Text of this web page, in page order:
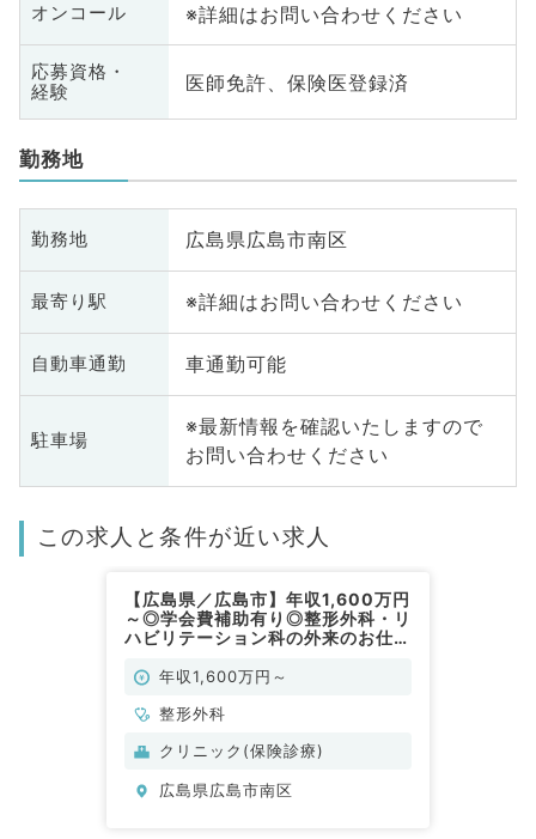
オンコール ※詳細はお問い合わせください
応募資格・
経験
医師免許、保険医登録済
勤務地
勤務地 広島県広島市南区
最寄り駅 ※詳細はお問い合わせください
自動車通勤 車通勤可能
駐車場
※最新情報を確認いたしますので
お問い合わせください
この求人と条件が近い求人
【広島県／広島市】年収1,600万円
～◎学会費補助有り◎整形外科・リ
ハビリテーション科の外来のお仕事
年収1,600万円～
整形外科
クリニック(保険診療)
広島県広島市南区